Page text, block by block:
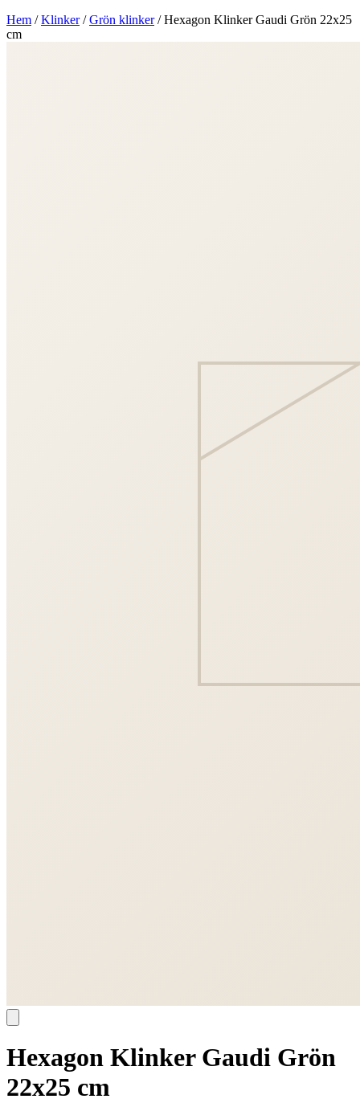
Hem /Klinker/Grön klinker/Hexagon Klinker Gaudi Grön 22x25
cm
Hexagon Klinker Gaudi Grön
22x25 cm